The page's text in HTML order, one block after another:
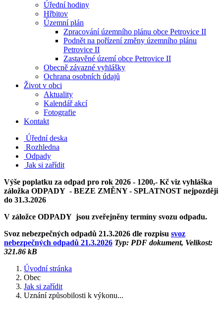
Úřední hodiny
Hřbitov
Územní plán
Zpracování územního plánu obce Petrovice II
Podnět na pořízení změny územního plánu
Petrovice II
Zastavěné území obce Petrovice II
Obecně závazné vyhlášky
Ochrana osobních údajů
Život v obci
Aktuality
Kalendář akcí
Fotografie
Kontakt
Úřední deska
Rozhledna
Odpady
Jak si zařídit
Výše poplatku za odpad pro rok 2026 - 1200,- Kč viz vyhláška
záložka ODPADY - BEZE ZMĚNY - SPLATNOST nejpozději
do 31.3.2026
V záložce ODPADY jsou zveřejněny termíny svozu odpadu.
Svoz nebezpečných odpadů 21.3.2026 dle rozpisu svoz
nebezpečných odpadů 21.3.2026 Typ: PDF dokument, Velikost:
321.86 kB
Úvodní stránka
Obec
Jak si zařídit
Uznání způsobilosti k výkonu...